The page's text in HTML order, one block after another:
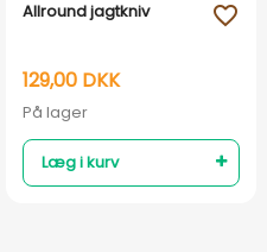
Allround jagtkniv
129,00 DKK
På lager
Læg i kurv
favorite_outline